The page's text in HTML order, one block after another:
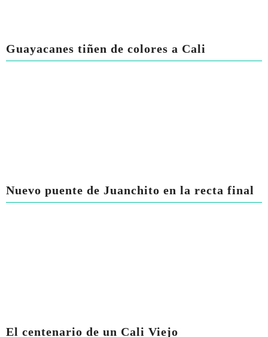
Guayacanes tiñen de colores a Cali
Nuevo puente de Juanchito en la recta final
El centenario de un Cali Viejo